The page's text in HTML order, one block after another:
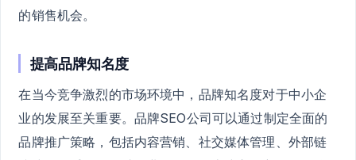
的销售机会。
提高品牌知名度
在当今竞争激烈的市场环境中，品牌知名度对于中小企
业的发展至关重要。品牌SEO公司可以通过制定全面的
品牌推广策略，包括内容营销、社交媒体管理、外部链